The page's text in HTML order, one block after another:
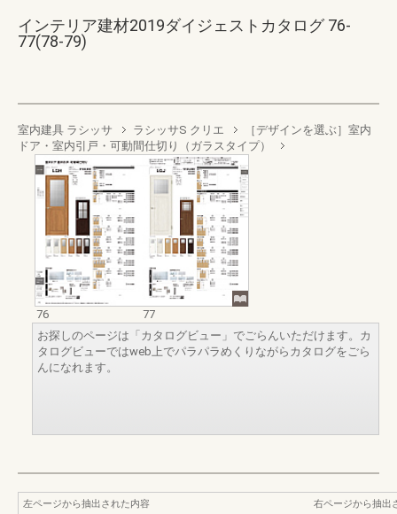
インテリア建材2019ダイジェストカタログ 76-
77(78-79)
室内建具 ラシッサ ラシッサS クリエ
［デザインを選ぶ］室内
ドア・室内引戸・可動間仕切り（ガラスタイプ）
76
77
お探しのページは「カタログビュー」でごらんいただけます。カ
タログビューではweb上でパラパラめくりながらカタログをごら
んになれます。
左ページから抽出された内容
右ページから抽出